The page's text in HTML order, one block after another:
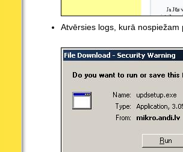
Atvērsies logs, kurā nospiežam